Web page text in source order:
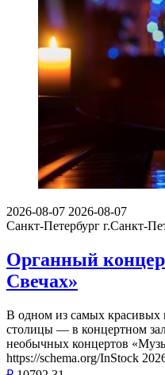
2026-08-07 2026-08-07
Санкт-Петербург г.Санкт-
Органный
Свечах»
В одном из самых красивых
столицы — в концертном
необычных концертов
https://schema.org/InStock